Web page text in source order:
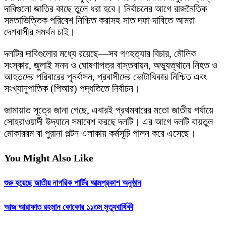
দাবিগুলো জাতির কাছে তুলে ধরা হবে। নির্বাচনের আগে রাজনৈতিক
সমতাভিত্তিক পরিবেশ নিশ্চিত করাসহ সাত দফা দাবিতে আমরা
দেশবাসীর সমর্থন চাই।
দলটির দাবিগুলোর মধ্যে রয়েছে—সব গণহত্যার বিচার, মৌলিক
সংস্কার, জুলাই সনদ ও ঘোষণাপত্র বাস্তবায়ন, অভ্যুত্থানে নিহত ও
আহতদের পরিবারের পুনর্বাসন, প্রবাসীদের ভোটাধিকার নিশ্চিত এবং
সংখ্যানুপাতিক (পিআর) পদ্ধতিতে নির্বাচন।
জামায়াত সূত্রে জানা গেছে, এবারই প্রথমবারের মতো জাতীয় পর্যায়ে
সোহরাওয়ার্দী উদ্যানে সমাবেশ করছে দলটি। এর আগে দলটি বায়তুল
মোকাররম বা পুরানা পল্টন এলাকায় কর্মসূচি পালন করে এসেছে।
You Might Also Like
শুরু হয়েছে জাতীয় নাগরিক পার্টির আত্মপ্রকাশ অনুষ্ঠান
আজ আরাফাত রহমান কোকোর ১১তম মৃত্যুবার্ষিকী